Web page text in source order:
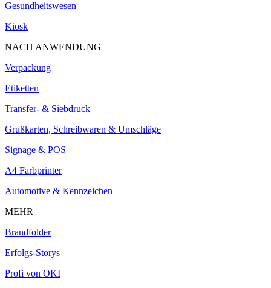
Gesundheitswesen
Kiosk
NACH ANWENDUNG
Verpackung
Etiketten
Transfer- & Siebdruck
Grußkarten, Schreibwaren & Umschläge
Signage & POS
A4 Farbprinter
Automotive & Kennzeichen
MEHR
Brandfolder
Erfolgs-Storys
Profi von OKI